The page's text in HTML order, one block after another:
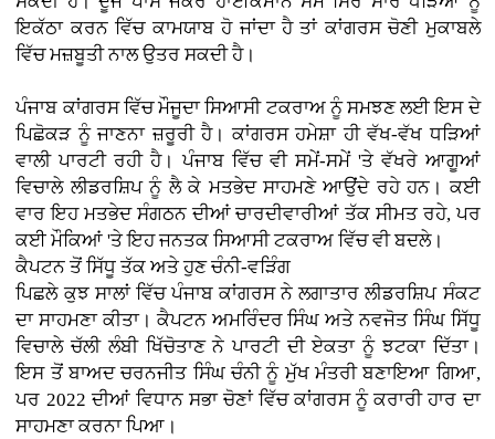
ਇਕੱਠਾ ਕਰਨ ਵਿੱਚ ਕਾਮਯਾਬ ਹੋ ਜਾਂਦਾ ਹੈ ਤਾਂ ਕਾਂਗਰਸ ਚੋਣੀ ਮੁਕਾਬਲੇ
ਵਿੱਚ ਮਜ਼ਬੂਤੀ ਨਾਲ ਉਤਰ ਸਕਦੀ ਹੈ।
ਪੰਜਾਬ ਕਾਂਗਰਸ ਵਿੱਚ ਮੌਜੂਦਾ ਸਿਆਸੀ ਟਕਰਾਅ ਨੂੰ ਸਮਝਣ ਲਈ ਇਸ ਦੇ
ਪਿਛੋਕੜ ਨੂੰ ਜਾਣਨਾ ਜ਼ਰੂਰੀ ਹੈ। ਕਾਂਗਰਸ ਹਮੇਸ਼ਾ ਹੀ ਵੱਖ-ਵੱਖ ਧੜਿਆਂ
ਵਾਲੀ ਪਾਰਟੀ ਰਹੀ ਹੈ। ਪੰਜਾਬ ਵਿੱਚ ਵੀ ਸਮੇਂ-ਸਮੇਂ 'ਤੇ ਵੱਖਰੇ ਆਗੂਆਂ
ਵਿਚਾਲੇ ਲੀਡਰਸ਼ਿਪ ਨੂੰ ਲੈ ਕੇ ਮਤਭੇਦ ਸਾਹਮਣੇ ਆਉਂਦੇ ਰਹੇ ਹਨ। ਕਈ
ਵਾਰ ਇਹ ਮਤਭੇਦ ਸੰਗਠਨ ਦੀਆਂ ਚਾਰਦੀਵਾਰੀਆਂ ਤੱਕ ਸੀਮਤ ਰਹੇ, ਪਰ
ਕਈ ਮੌਕਿਆਂ 'ਤੇ ਇਹ ਜਨਤਕ ਸਿਆਸੀ ਟਕਰਾਅ ਵਿੱਚ ਵੀ ਬਦਲੇ।
ਕੈਪਟਨ ਤੋਂ ਸਿੱਧੂ ਤੱਕ ਅਤੇ ਹੁਣ ਚੰਨੀ-ਵੜਿੰਗ
ਪਿਛਲੇ ਕੁਝ ਸਾਲਾਂ ਵਿੱਚ ਪੰਜਾਬ ਕਾਂਗਰਸ ਨੇ ਲਗਾਤਾਰ ਲੀਡਰਸ਼ਿਪ ਸੰਕਟ
ਦਾ ਸਾਹਮਣਾ ਕੀਤਾ। ਕੈਪਟਨ ਅਮਰਿੰਦਰ ਸਿੰਘ ਅਤੇ ਨਵਜੋਤ ਸਿੰਘ ਸਿੱਧੂ
ਵਿਚਾਲੇ ਚੱਲੀ ਲੰਬੀ ਖਿੱਚੋਤਾਣ ਨੇ ਪਾਰਟੀ ਦੀ ਏਕਤਾ ਨੂੰ ਝਟਕਾ ਦਿੱਤਾ।
ਇਸ ਤੋਂ ਬਾਅਦ ਚਰਨਜੀਤ ਸਿੰਘ ਚੰਨੀ ਨੂੰ ਮੁੱਖ ਮੰਤਰੀ ਬਣਾਇਆ ਗਿਆ,
ਪਰ 2022 ਦੀਆਂ ਵਿਧਾਨ ਸਭਾ ਚੋਣਾਂ ਵਿੱਚ ਕਾਂਗਰਸ ਨੂੰ ਕਰਾਰੀ ਹਾਰ ਦਾ
ਸਾਹਮਣਾ ਕਰਨਾ ਪਿਆ।